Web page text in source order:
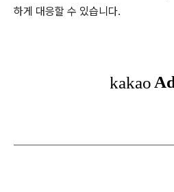
하게 대응할 수 있습니다.